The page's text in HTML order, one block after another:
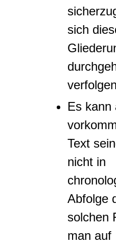
sich
Es kann
Text
nicht in
Abfolge
solchen
man auf